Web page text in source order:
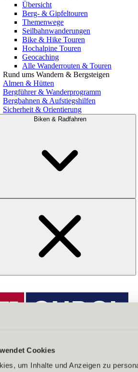
Cookies
um Inhalte und Anzeigen zu
Übersicht
Berg- & Gipfeltouren
Themenwege
Seilbahnwanderungen
Bike & Hike Touren
Hochalpine Touren
Geocaching
Alle Wanderrouten & Touren
Rund ums Wandern & Bergsteigen
Almen & Hütten
Bergführer & Wanderprogramm
Bergbahnen & Aufstiegshilfen
Sicherheit & Orientierung
Biken & Radfahren